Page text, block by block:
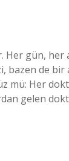
Her gün,
bazen de bir
Her
gelen